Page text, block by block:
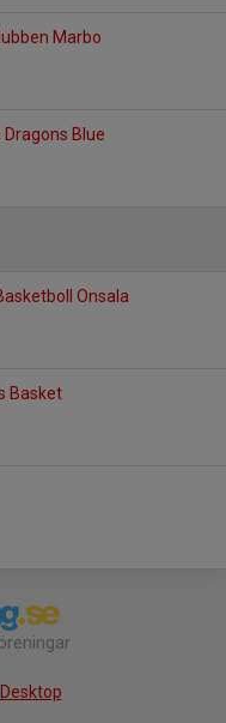
Marbo
Dragons Blue
Onsala
Basket
Desktop